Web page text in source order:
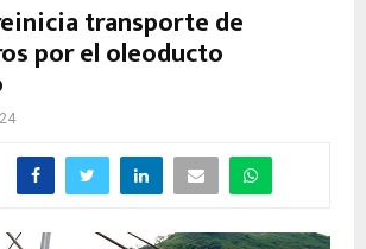
transporte de
por el oleoducto